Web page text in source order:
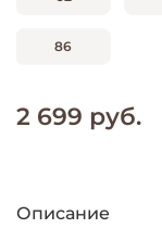
86
2 699 руб.
Описание